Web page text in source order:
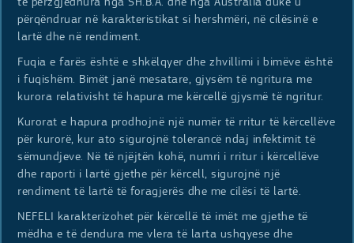
përqëndruar në karakteristikat si hershmëri, në cilësinë e
lartë dhe në rendiment.
Fuqia e farës është e shkëlqyer dhe zhvillimi i bimëve është
i fuqishëm. Bimët janë mesatare, gjysëm të ngritura me
kurora relativisht të hapura me kërcellë gjysmë të ngritur.
Kurorat e hapura prodhojnë një numër të rritur të kërcellëve
për kurorë, kur ato sigurojnë tolerancë ndaj infektimit të
sëmundjeve. Në të njëjtën kohë, numri i rritur i kërcellëve
dhe raporti i lartë gjethe për kërcell, sigurojnë një
rendiment të lartë të foragjerës dhe me cilësi të lartë.
NEFELI karakterizohet për kërcellë të imët me gjethe të
mëdha e të dendura me vlera të larta ushqyese dhe